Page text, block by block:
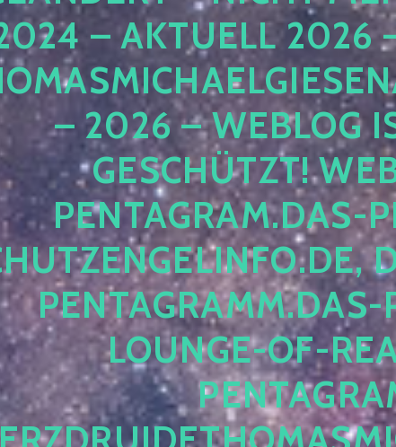
– AKTUELL 2026
– 2026 – WEBLOG
ESCHÜTZT!
ENTAGRAM.DAS-
ENTAGRAMM.DAS-
OUNGE-OF-